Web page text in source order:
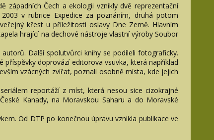
západních Čech a ekologii vznikly dvě reprezentační
v rubrice Expedice za poznáním, druhá potom
křest u příležitosti oslavy Dne Země. Hlavním
hrající na dechové nástroje vlastní výroby Soubor
Další spolutvůrci knihy se podíleli fotograficky.
příspěvky doprovází editorova vsuvka, která například
vzácných zvířat, poznali osobně místa, kde jejich
reportáží z míst, která nesou sice cizokrajné
Kanady, na Moravskou Saharu a do Moravské
Od DTP po konečnou úpravu vznikla publikace ve